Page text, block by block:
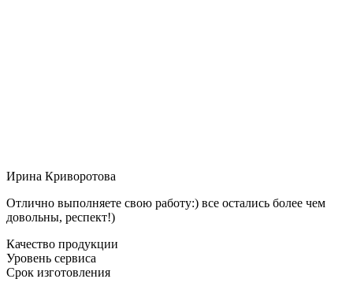
Ирина Криворотова
Отлично выполняете свою работу:) все остались более чем
довольны, респект!)
Качество продукции
Уровень сервиса
Срок изготовления